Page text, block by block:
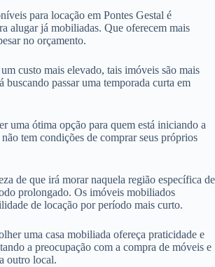
para locação em Pontes Gestal é
alugar já mobiliadas. Que oferecem mais
no orçamento.
custo mais elevado, tais imóveis são mais
buscando passar uma temporada curta em
uma ótima opção para quem está iniciando a
tem condições de comprar seus próprios
de que irá morar naquela região específica de
prolongado. Os imóveis mobiliados
de locação por período mais curto.
uma casa mobiliada ofereça praticidade e
a preocupação com a compra de móveis e
outro local.